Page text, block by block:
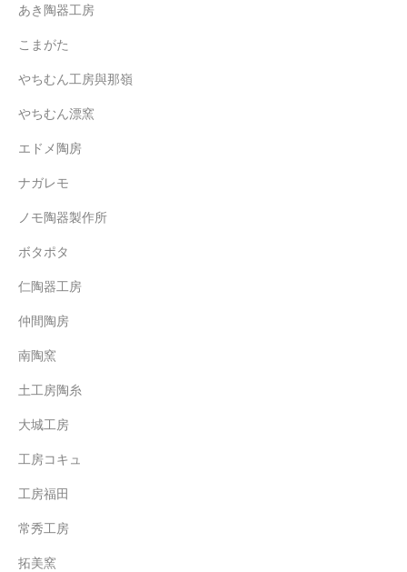
あき陶器工房
こまがた
やちむん工房與那嶺
やちむん漂窯
エドメ陶房
ナガレモ
ノモ陶器製作所
ボタポタ
仁陶器工房
仲間陶房
南陶窯
土工房陶糸
大城工房
工房コキュ
工房福田
常秀工房
拓美窯